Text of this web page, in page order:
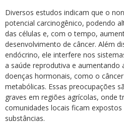
Diversos estudos indicam que o
potencial carcinogênico, podendo
das células e, com o tempo,
desenvolvimento de câncer. Além
endócrino, ele interfere nos
a saúde reprodutiva e aumentando
doenças hormonais, como o
metabólicas. Essas preocupações
graves em regiões agrícolas, onde
comunidades locais ficam expostos
substâncias.